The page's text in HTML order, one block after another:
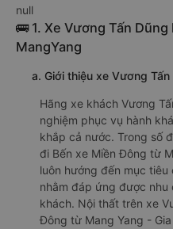
null
🚌 1. Xe Vương Tấn
MangYang
a. Giới thiệu xe Vương Tấn
Hãng xe khách Vương
nghiệm phục vụ hành
khắp cả nước. Trong số
đi Bến xe Miền Đông từ
luôn hướng đến mục
nhằm đáp ứng được nhu
khách. Nội thất trên xe
Đông từ Mang Yang -